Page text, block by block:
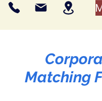
Matching